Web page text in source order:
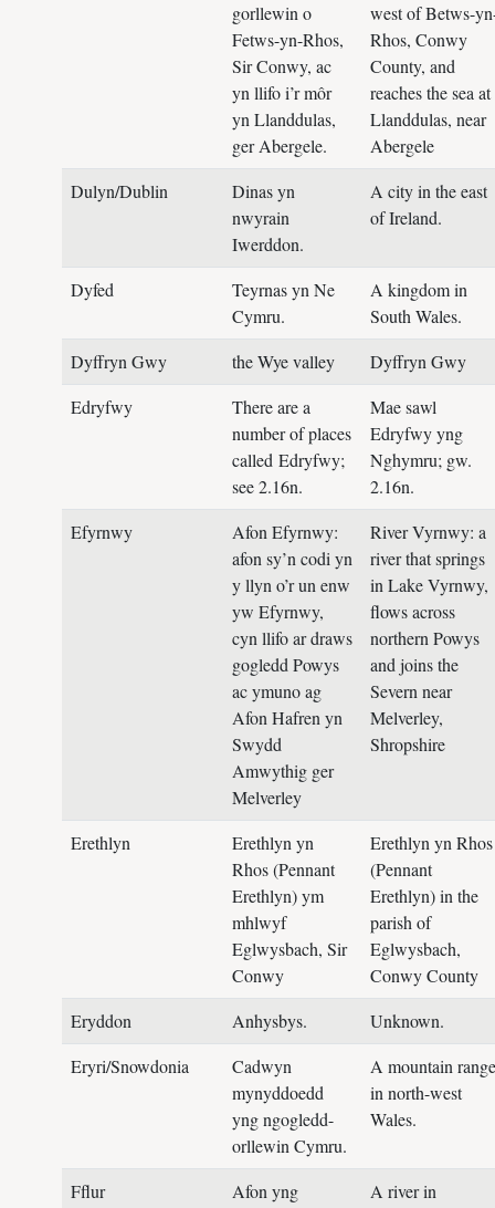
gorllewin o
Fetws-yn-Rhos,
Sir Conwy, ac
yn llifo i’r môr
yn Llanddulas,
ger Abergele.
west of Betws-
Rhos, Conwy
County, and
reaches the sea at
Llanddulas, near
Abergele
Dulyn/Dublin
Dinas yn
nwyrain
Iwerddon.
A city in the east
of Ireland.
Dyfed
Teyrnas yn Ne
Cymru.
A kingdom in
South Wales.
Dyffryn Gwy
the Wye valley
Dyffryn Gwy
Edryfwy
There are a
number of places
called Edryfwy;
see 2.16n.
Mae sawl
Edryfwy yng
Nghymru; gw.
2.16n.
Efyrnwy
Afon Efyrnwy:
afon sy’n codi yn
y llyn o’r un enw
yw Efyrnwy,
cyn llifo ar draws
gogledd Powys
ac ymuno ag
Afon Hafren yn
Swydd
Amwythig ger
Melverley
River Vyrnwy: a
river that springs
in Lake Vyrnwy,
flows across
northern Powys
and joins the
Severn near
Melverley,
Shropshire
Erethlyn
Erethlyn yn
Rhos (Pennant
Erethlyn) ym
mhlwyf
Eglwysbach, Sir
Conwy
Erethlyn yn Rhos
(Pennant
Erethlyn) in the
parish of
Eglwysbach,
Conwy County
Eryddon
Anhysbys.
Unknown.
Eryri/Snowdonia
Cadwyn
mynyddoedd
yng ngogledd-
orllewin Cymru.
A mountain range
in north-west
Wales.
Fflur
Afon yng
A river in